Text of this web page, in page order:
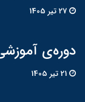
دوره‌ی